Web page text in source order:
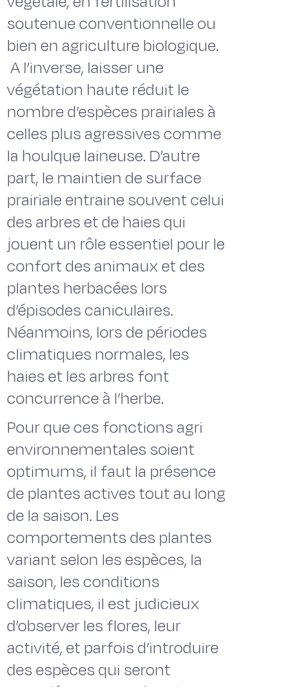
soutenue conventionnelle ou
bien en agriculture biologique.
A l’inverse, laisser une
végétation haute réduit le
nombre d’espèces prairiales à
celles plus agressives comme
la houlque laineuse. D’autre
part, le maintien de surface
prairiale entraine souvent celui
des arbres et de haies qui
jouent un rôle essentiel pour le
confort des animaux et des
plantes herbacées lors
d’épisodes caniculaires.
Néanmoins, lors de périodes
climatiques normales, les
haies et les arbres font
concurrence à l’herbe.
Pour que ces fonctions agri
environnementales soient
optimums, il faut la présence
de plantes actives tout au long
de la saison. Les
comportements des plantes
variant selon les espèces, la
saison, les conditions
climatiques, il est judicieux
d’observer les flores, leur
activité, et parfois d’introduire
des espèces qui seront